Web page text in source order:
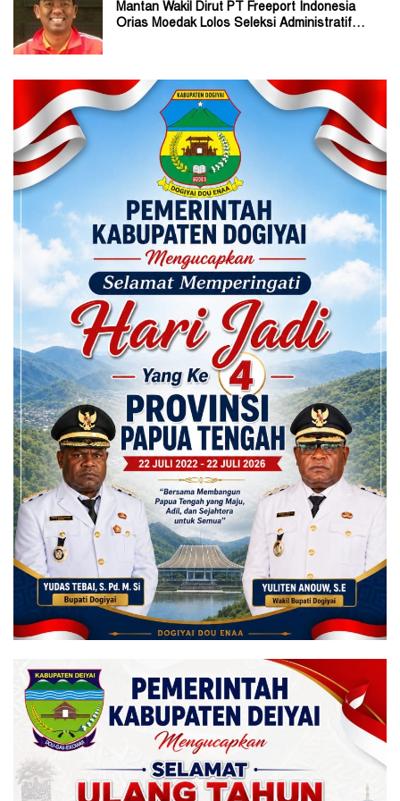
Mantan Wakil Dirut PT Freeport Indonesia
Orias Moedak Lolos Seleksi Administratif